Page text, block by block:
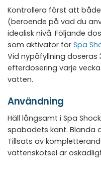
Kontrollera först att
(beroende på vad du
idealisk nivå. Följande
som aktivator för Spa
Vid nypåfyllning doseras
efterdosering varje
vatten.
Användning
Häll långsamt i Spa
spabadets kant. Blanda
Tillsats av
vattenskötsel är